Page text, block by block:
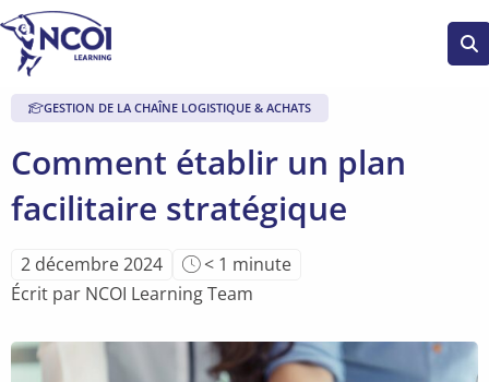
Comment établir un plan
facilitaire stratégique
GESTION DE LA CHAÎNE LOGISTIQUE & ACHATS
2 décembre 2024
Temps
de
de
l'article:
< 1 minute
Écrit par NCOI Learning Team